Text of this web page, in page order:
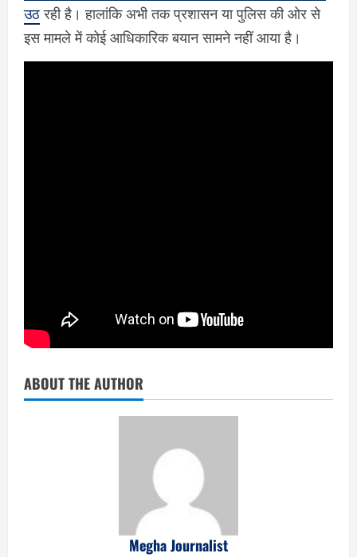
उठरही है। हालांकि अभी तक प्रशासन या पुलिस की ओर से
इस मामले में कोई आधिकारिक बयान सामने नहीं आया है।
ABOUT THE AUTHOR
Megha Journalist